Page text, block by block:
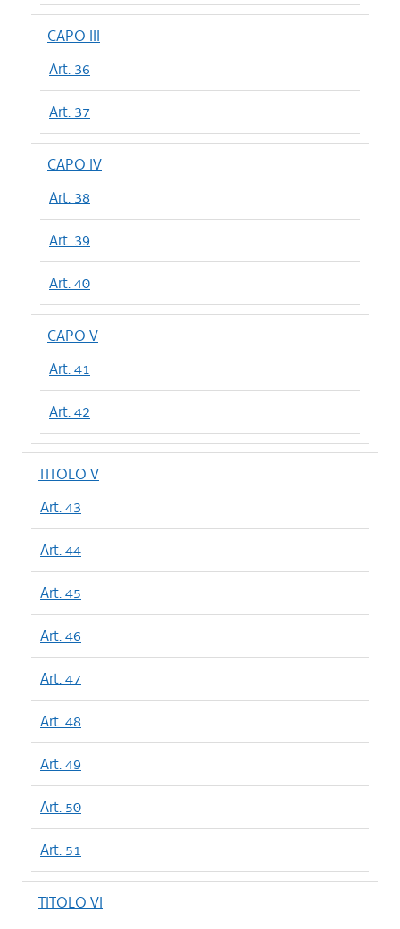
CAPO III
Art. 36
Art. 37
CAPO IV
Art. 38
Art. 39
Art. 40
CAPO V
Art. 41
Art. 42
TITOLO V
Art. 43
Art. 44
Art. 45
Art. 46
Art. 47
Art. 48
Art. 49
Art. 50
Art. 51
TITOLO VI